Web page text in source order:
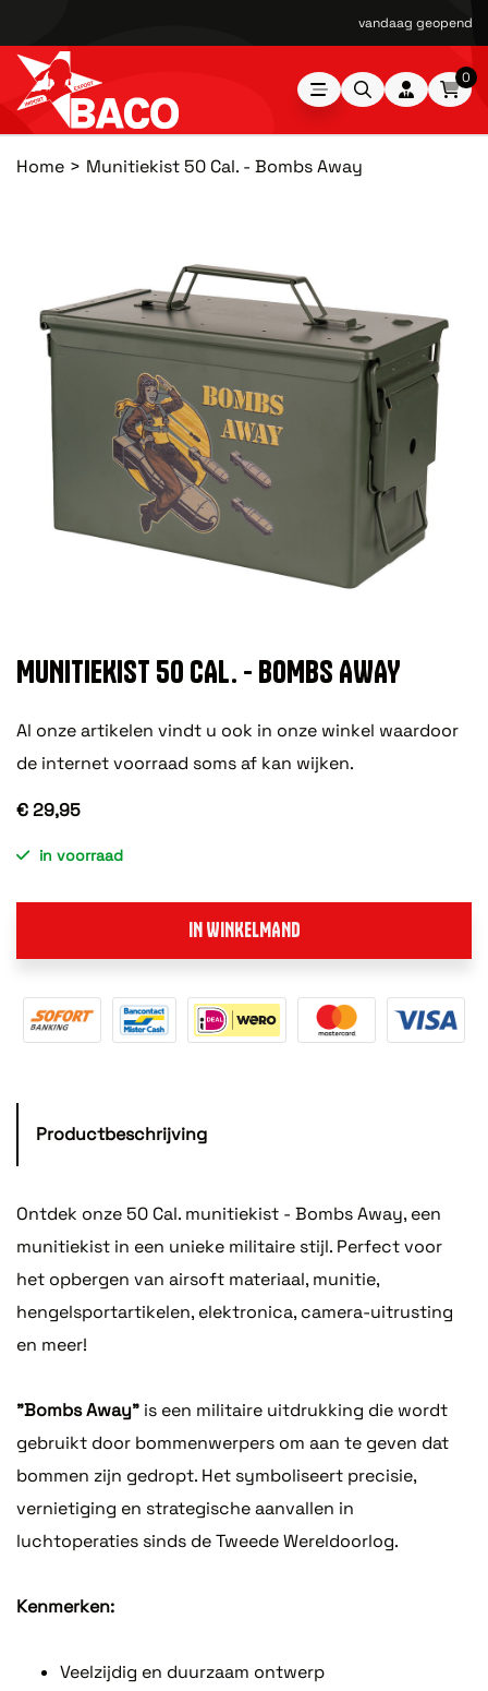
vandaag geopend
0
Home Munitiekist 50 Cal. - Bombs Away
MUNITIEKIST 50 CAL. - BOMBS AWAY
Al onze artikelen vindt u ook in onze winkel waardoor
de internet voorraad soms af kan wijken.
€ 29,95
in voorraad
IN WINKELMAND
Productbeschrijving
Ontdek onze 50 Cal. munitiekist - Bombs Away, een
munitiekist in een unieke militaire stijl. Perfect voor
het opbergen van airsoft materiaal, munitie,
hengelsportartikelen, elektronica, camera-uitrusting
en meer!
"Bombs Away" is een militaire uitdrukking die wordt
gebruikt door bommenwerpers om aan te geven dat
bommen zijn gedropt. Het symboliseert precisie,
vernietiging en strategische aanvallen in
luchtoperaties sinds de Tweede Wereldoorlog.
Kenmerken:
Veelzijdig en duurzaam ontwerp